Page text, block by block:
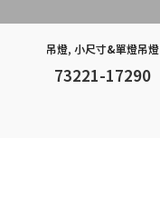
吊燈, 小尺寸&單燈吊燈
73221-17290